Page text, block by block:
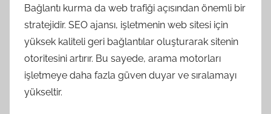
Bağlantı kurma da web trafiği açısından önemli bir
stratejidir. SEO ajansı, işletmenin web sitesi için
yüksek kaliteli geri bağlantılar oluşturarak sitenin
otoritesini artırır. Bu sayede, arama motorları
işletmeye daha fazla güven duyar ve sıralamayı
yükseltir.